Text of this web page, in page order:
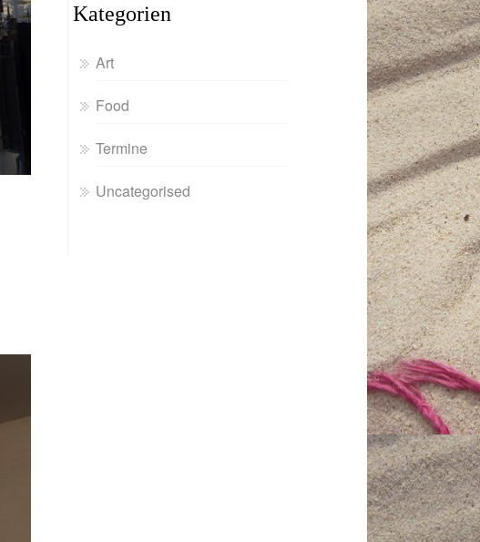
Kategorien
Art
Food
Termine
Uncategorised